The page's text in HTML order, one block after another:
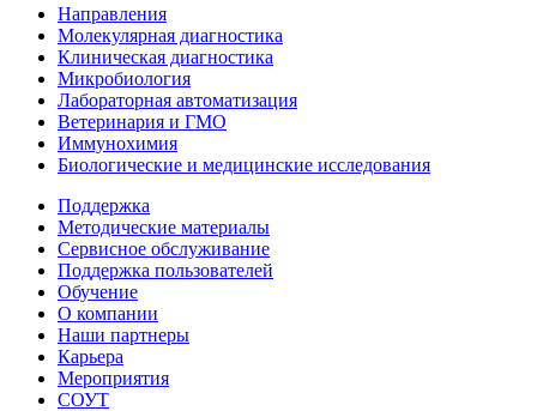
Направления
Молекулярная диагностика
Клиническая диагностика
Микробиология
Лабораторная автоматизация
Ветеринария и ГМО
Иммунохимия
Биологические и медицинские исследования
Поддержка
Методические материалы
Сервисное обслуживание
Поддержка пользователей
Обучение
О компании
Наши партнеры
Карьера
Мероприятия
СОУТ